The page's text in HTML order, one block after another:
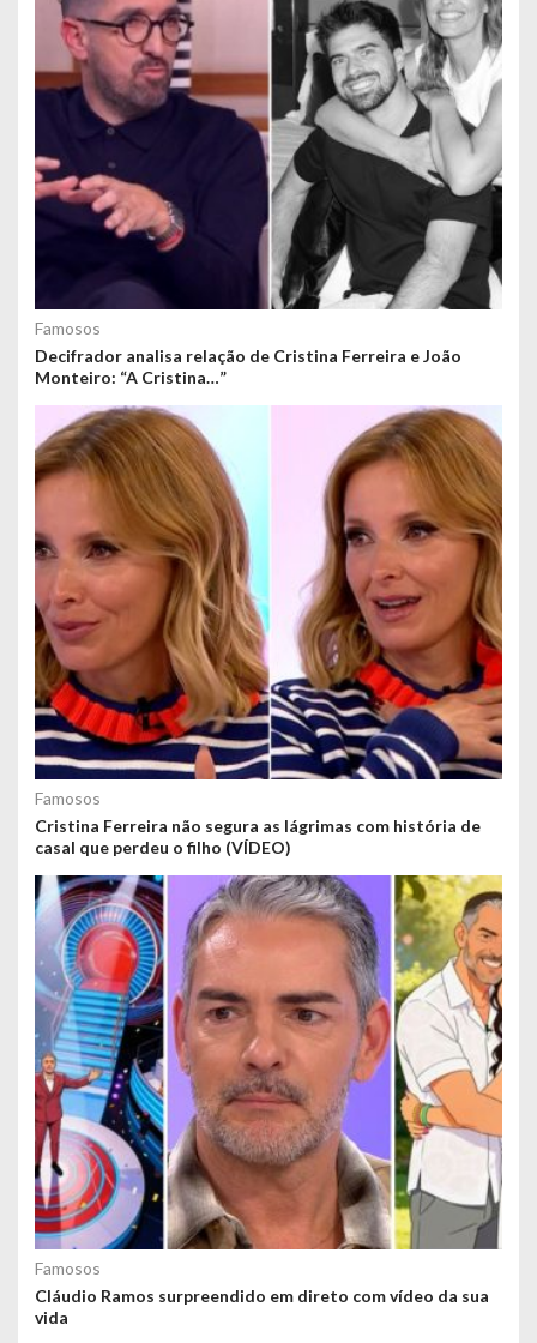
Famosos
Decifrador analisa relação de Cristina Ferreira e João
Monteiro: “A Cristina…”
Famosos
Cristina Ferreira não segura as lágrimas com história de
casal que perdeu o filho (VÍDEO)
Famosos
Cláudio Ramos surpreendido em direto com vídeo da sua
vida